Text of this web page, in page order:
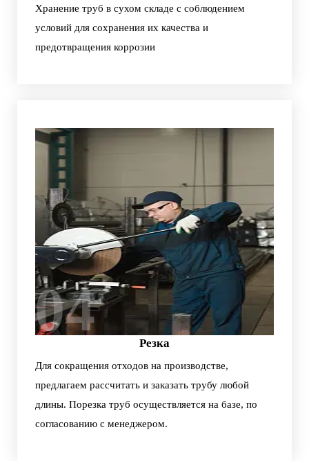
Хранение труб в сухом складе с соблюдением
условий для сохранения их качества и
предотвращения коррозии
04 Резка
Для сокращения отходов на производстве,
предлагаем рассчитать и заказать трубу любой
длины. Порезка труб осуществляется на базе, по
согласованию с менеджером.